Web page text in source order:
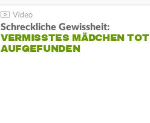
Schreckliche Gewissheit:
VERMISSTES MÄDCHEN TOT
AUFGEFUNDEN